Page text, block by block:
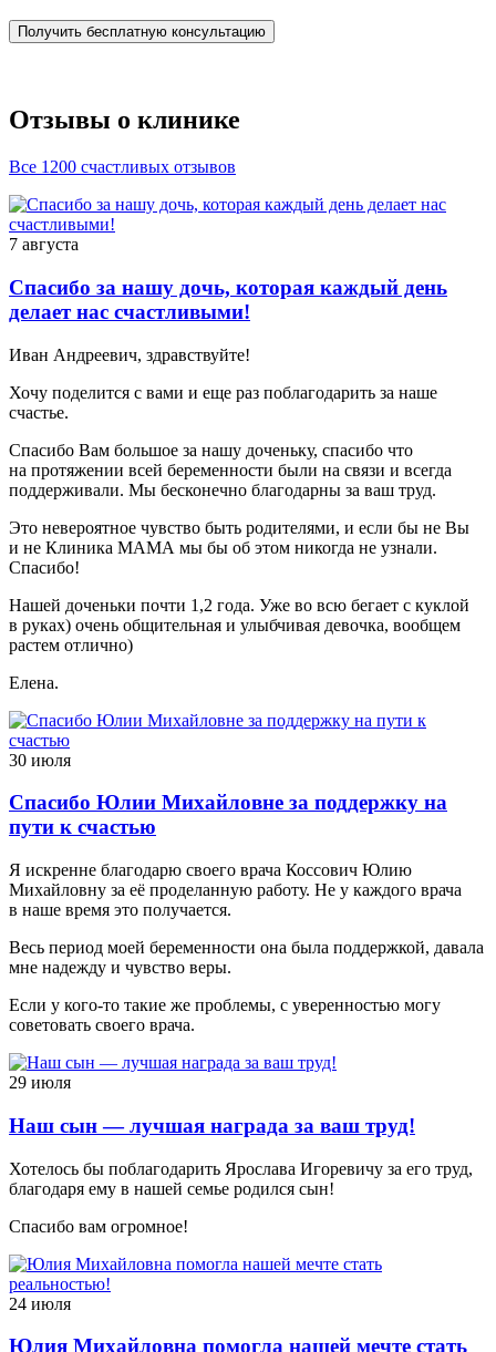
Получить бесплатную консультацию
Отзывы о клинике
Все 1200 счастливых отзывов
7 августа
Спасибо за нашу дочь, которая каждый день
делает нас счастливыми!
Иван Андреевич, здравствуйте!
Хочу поделится с вами и еще раз поблагодарить за наше
счастье.
Спасибо Вам большое за нашу доченьку, спасибо что
на протяжении всей беременности были на связи и всегда
поддерживали. Мы бесконечно благодарны за ваш труд.
Это невероятное чувство быть родителями, и если бы не Вы
и не Клиника МАМА мы бы об этом никогда не узнали.
Спасибо!
Нашей доченьки почти 1,2 года. Уже во всю бегает с куклой
в руках) очень общительная и улыбчивая девочка, вообщем
растем отлично)
Елена.
30 июля
Спасибо Юлии Михайловне за поддержку на
пути к счастью
Я искренне благодарю своего врача Коссович Юлию
Михайловну за её проделанную работу. Не у каждого врача
в наше время это получается.
Весь период моей беременности она была поддержкой, давала
мне надежду и чувство веры.
Если у кого-то такие же проблемы, с уверенностью могу
советовать своего врача.
29 июля
Наш сын — лучшая награда за ваш труд!
Хотелось бы поблагодарить Ярослава Игоревичу за его труд,
благодаря ему в нашей семье родился сын!
Спасибо вам огромное!
24 июля
Юлия Михайловна помогла нашей мечте стать